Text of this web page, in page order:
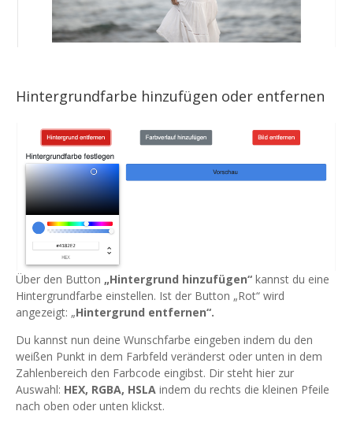
Hintergrundfarbe hinzufügen oder entfernen
Über den Button „Hintergrund hinzufügen“ kannst du eine
Hintergrundfarbe einstellen. Ist der Button „Rot“ wird
angezeigt: „Hintergrund entfernen“.
Du kannst nun deine Wunschfarbe eingeben indem du den
weißen Punkt in dem Farbfeld veränderst oder unten in dem
Zahlenbereich den Farbcode eingibst. Dir steht hier zur
Auswahl: HEX, RGBA, HSLA indem du rechts die kleinen Pfeile
nach oben oder unten klickst.